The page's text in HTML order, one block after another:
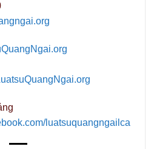
luatsuquangngailca